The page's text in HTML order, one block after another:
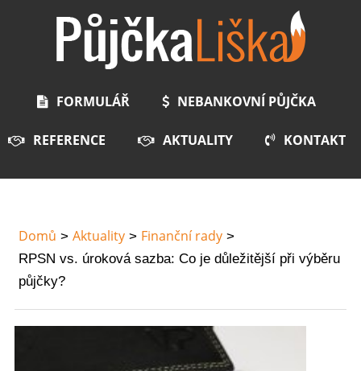
FORMULÁŘ NEBANKOVNÍ PŮJČKA
REFERENCE AKTUALITY KONTAKT
Domů Aktuality Finanční rady
RPSN vs. úroková sazba: Co je důležitější při výběru
půjčky?